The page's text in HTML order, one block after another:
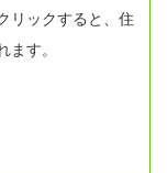
リックすると、住
す。